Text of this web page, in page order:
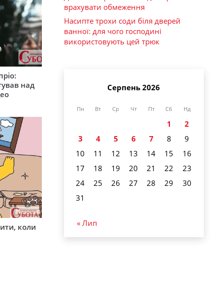
над
коли
врахувати обмеження
Насипте трохи соди біля дверей
ванної: для чого господині
використовують цей трюк
Серпень 2026
Пн Вт Ср Чт Пт Сб Нд
1
2
3
4 5 6 7 8
9
10
11 12 13 14 15
16
17
18 19 20 21 22
23
24
25 26 27 28 29
30
31
« Лип